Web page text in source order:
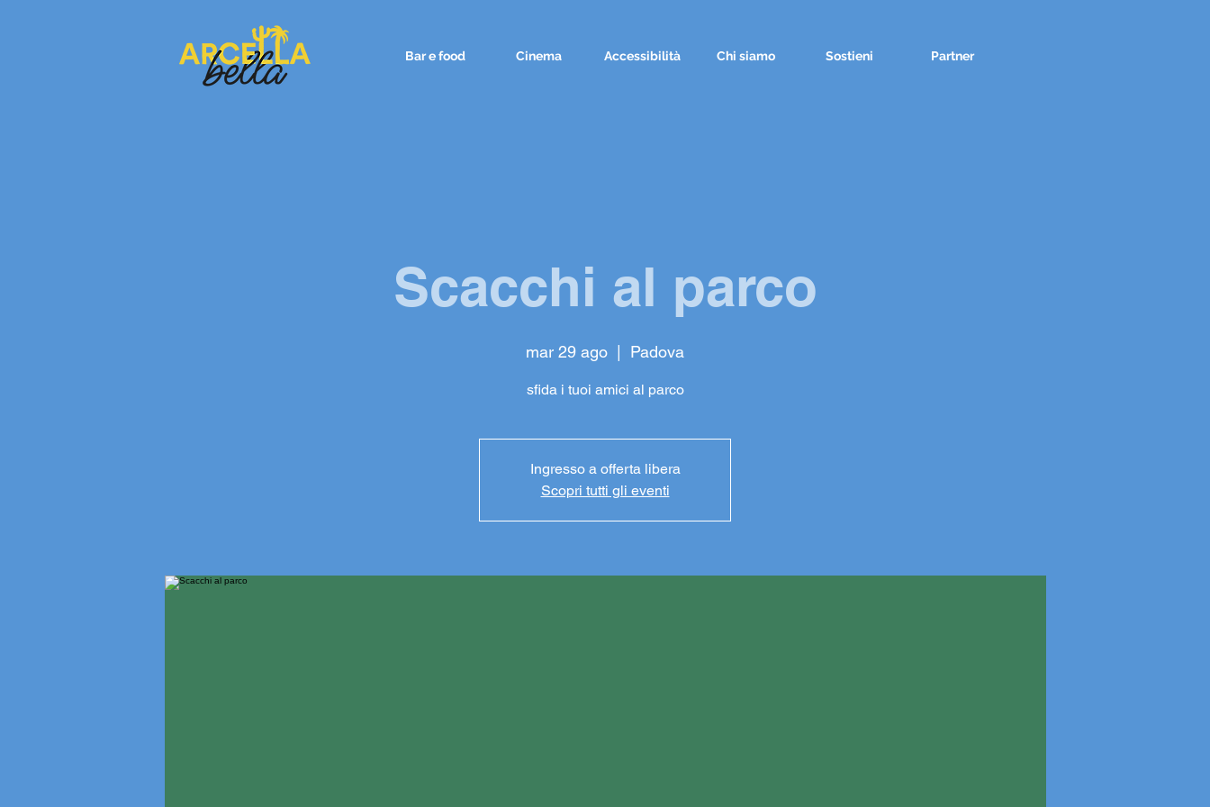
Bar e food Cinema Accessibilità Chi siamo Sostieni Partner
Scacchi al parco
mar 29 ago Padova
sfida i tuoi amici al parco
Ingresso a offerta libera
Scopri tutti gli eventi